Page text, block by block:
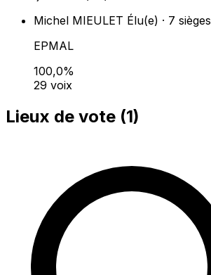
Michel MIEULET Élu(e) · 7 sièges
EPMAL
100,0%
29 voix
Lieux de vote (1)